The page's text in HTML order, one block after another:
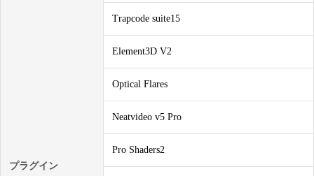
プラグイン
Trapcode suite15
Element3D V2
Optical Flares
Neatvideo v5 Pro
Pro Shaders2